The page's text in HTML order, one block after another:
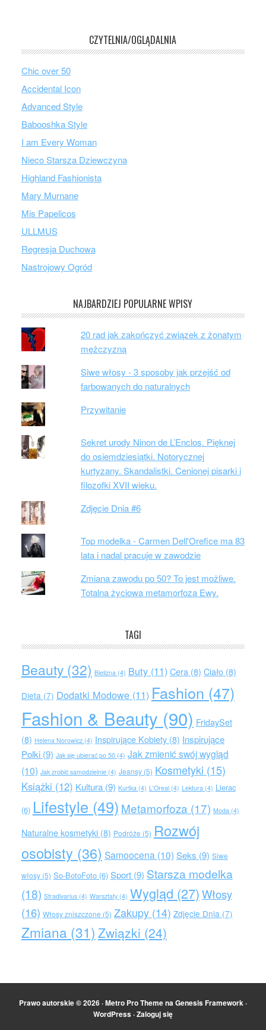
CZYTELNIA/OGLĄDALNIA
Chic over 50
Accidental Icon
Advanced Style
Babooshka Style
I am Every Woman
Nieco Starsza Dziewczyna
Highland Fashionista
Mary Murnane
Mis Papelicos
ULLMUS
Regresja Duchowa
Nastrojowy Ogród
NAJBARDZIEJ POPULARNE WPISY
20 rad jak zakończyć związek z żonatym
mężczyzną
Siwe włosy - 3 sposoby jak przejść od
farbowanych do naturalnych
Przywitanie
Sekret urody Ninon de L’Enclos. Pięknej
do osiemdziesiątki. Notorycznej
kurtyzany. Skandalistki. Cenionej pisarki i
filozofki XVII wieku.
Zdjęcie Dnia #6
Top modelka - Carmen Dell'Orefice ma 83
lata i nadal pracuje w zawodzie
Zmiana zawodu po 50? To jest możliwe.
Totalna życiowa metamorfoza Ewy.
TAGI
Beauty(32) Bielizna(4) Buty(11) Cera(8) Ciało(8)
Dieta(7) Dodatki Modowe(11) Fashion (47)
Fashion & Beauty (90) FridaySet
(8) Helena Norowicz(4) Inspirujące Kobiety(8) Inspirujące
Polki(9) Jak się ubierać po 50(4) Jak zmienić swój wygląd
(10) Jak zrobić samodzielnie(4) Jeansy(5) Kosmetyki (15)
Książki (12) Kultura(9) Kurtka(4) L'Oreal(4) Lektura(4) Lierac
(6) Lifestyle (49) Metamorfoza (17) Moda(4)
Naturalne kosmetyki(8) Podróże (5) Rozwój
osobisty (36) Samoocena (10) Seks (9) Siwe
włosy(5) So-BotoFoto(6) Sport(9) Starsza modelka
(18) Stradivarius(4) Warsztaty(4) Wygląd (27)Włosy
(16) Włosy zniszczone (5) Zakupy(14) Zdjęcie Dnia(7)
Zmiana (31) Związki (24)
Prawo autorskie © 2026 ·Metro Pro ThemenaGenesis Framework ·
WordPress ·Zaloguj się